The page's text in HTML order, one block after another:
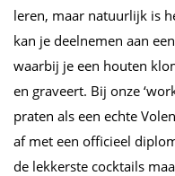
leren, maar natuurlijk is
kan je deelnemen aan
waarbij je een houten
en graveert. Bij onze
praten als een echte
af met een officieel
de lekkerste cocktails